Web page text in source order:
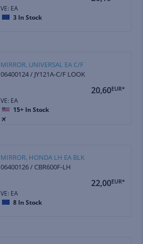
VE: EA
3 In Stock
MIRROR, UNIVERSAL EA C/F
06400124 / JY121A-C/F LOOK
20,60EUR*
VE: EA
15+ In Stock
MIRROR, HONDA LH EA BLK
06400126 / CBR600F-LH
22,00EUR*
VE: EA
8 In Stock